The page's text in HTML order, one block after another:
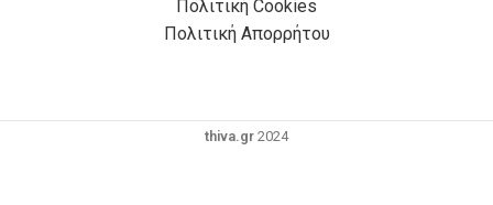
Πολιτική Cookies
Πολιτική Απορρήτου
thiva.gr 2024